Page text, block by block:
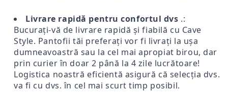
Livrare rapidă pentru confortul dvs .:
Bucurați-vă de livrare rapidă și fiabilă cu Cave
Style. Pantofii tăi preferați vor fi livrați la ușa
dumneavoastră sau la cel mai apropiat birou, dar
prin curier în doar 2 până la 4 zile lucrătoare!
Logistica noastră eficientă asigură că selecția dvs.
va fi cu dvs. în cel mai scurt timp posibil.